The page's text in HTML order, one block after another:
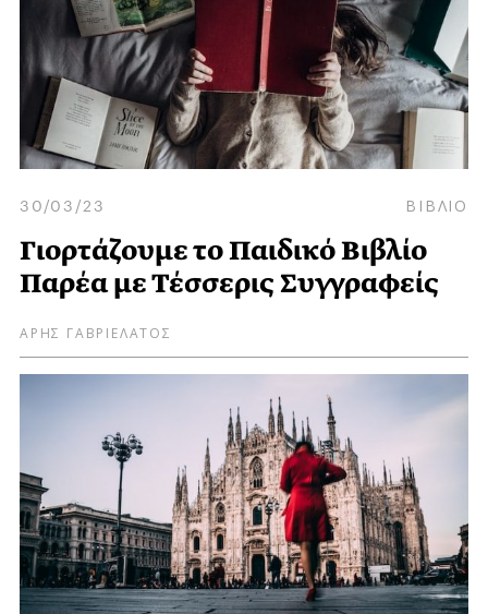
30/03/23 ΒΙΒΛΙΟ
Γιορτάζουμε το Παιδικό Βιβλίο
Παρέα με Τέσσερις Συγγραφείς
ΑΡΗΣ ΓΑΒΡΙΕΛΑΤΟΣ